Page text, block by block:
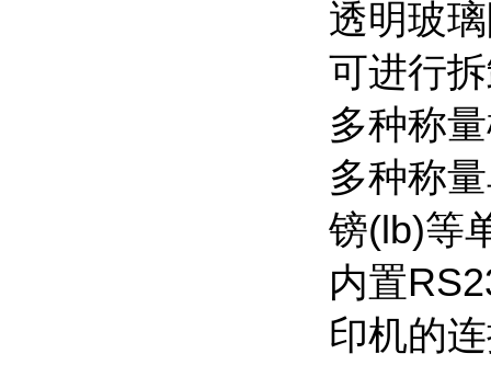
透明玻
可进行
多种称
多种称
镑(lb)等
内置
印机的